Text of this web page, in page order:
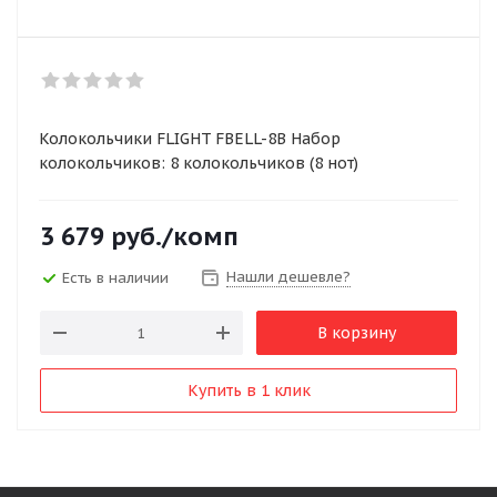
Колокольчики FLIGHT FBELL-8B Набор
колокольчиков: 8 колокольчиков (8 нот)
3 679 руб./комп
Есть в наличии Нашли дешевле?
В корзину
Купить в 1 клик